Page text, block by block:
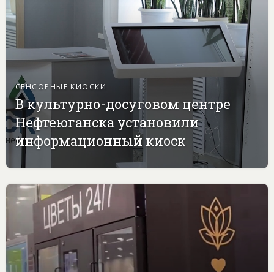
СЕНСОРНЫЕ КИОСКИ
В культурно-досуговом центре
Нефтеюганска установили
информационный киоск